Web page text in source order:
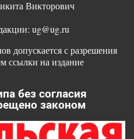
Викторович
ug@ug.ru
допускается с разрешения
ссылки на издание
без согласия
законом